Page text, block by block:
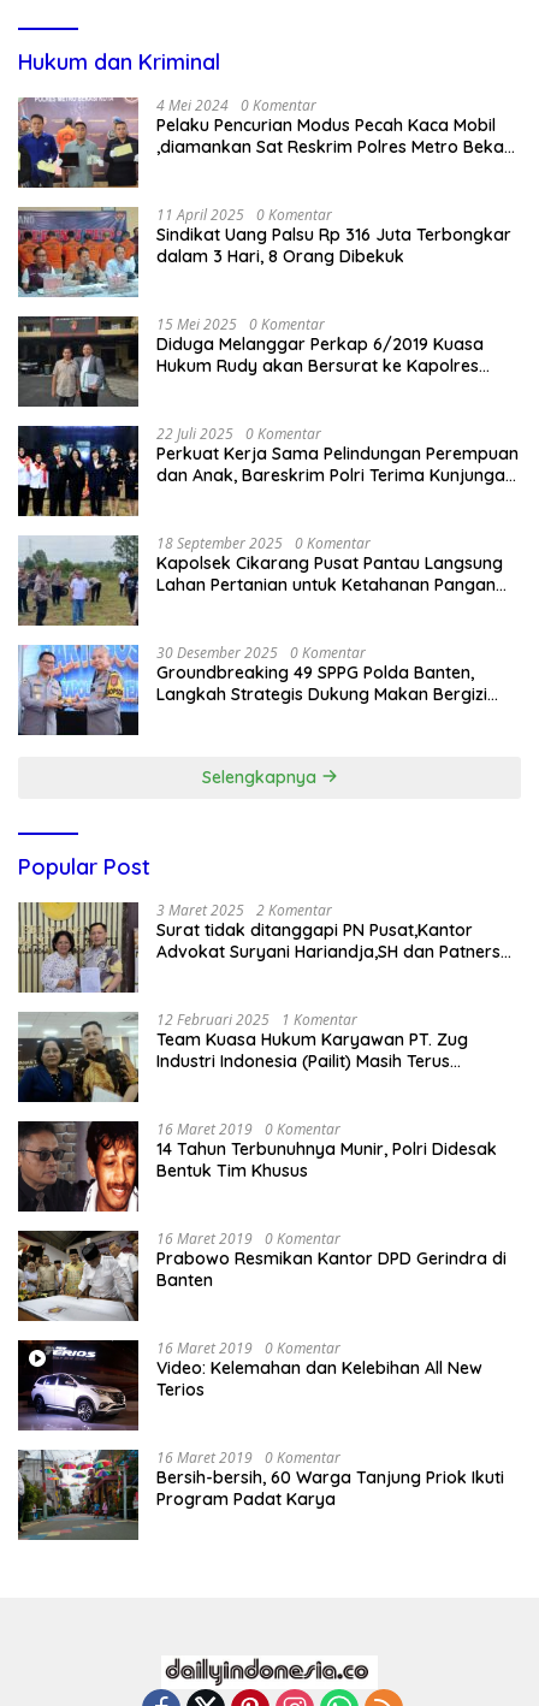
Hukum dan Kriminal
4 Mei 2024 0 Komentar
Pelaku Pencurian Modus Pecah Kaca Mobil
,diamankan Sat Reskrim Polres Metro Bekasi
11 April 2025 0 Komentar
Sindikat Uang Palsu Rp 316 Juta Terbongkar
dalam 3 Hari, 8 Orang Dibekuk
15 Mei 2025 0 Komentar
Diduga Melanggar Perkap 6/2019 Kuasa
Hukum Rudy akan Bersurat ke Kapolres
22 Juli 2025 0 Komentar
Perkuat Kerja Sama Pelindungan Perempuan
dan Anak, Bareskrim Polri Terima Kunjungan
18 September 2025 0 Komentar
Kapolsek Cikarang Pusat Pantau Langsung
Lahan Pertanian untuk Ketahanan Pangan
30 Desember 2025 0 Komentar
Groundbreaking 49 SPPG Polda Banten,
Langkah Strategis Dukung Makan Bergizi
Selengkapnya
Popular Post
3 Maret 2025 2 Komentar
Surat tidak ditanggapi PN Pusat,Kantor
Advokat Suryani Hariandja,SH dan Patners
12 Februari 2025 1 Komentar
Team Kuasa Hukum Karyawan PT. Zug
Industri Indonesia (Pailit) Masih Terus
16 Maret 2019 0 Komentar
14 Tahun Terbunuhnya Munir, Polri Didesak
Bentuk Tim Khusus
16 Maret 2019 0 Komentar
Prabowo Resmikan Kantor DPD Gerindra di
Banten
16 Maret 2019 0 Komentar
Video: Kelemahan dan Kelebihan All New
Terios
16 Maret 2019 0 Komentar
Bersih-bersih, 60 Warga Tanjung Priok Ikuti
Program Padat Karya